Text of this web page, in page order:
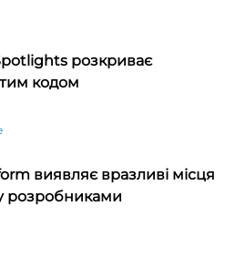
розкриває
кодом
виявляє вразливі місця
розробниками